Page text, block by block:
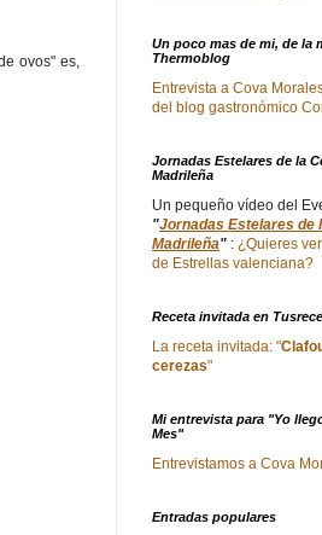
ovos" es,
Un poco mas de mi, de la
Thermoblog
Entrevista a Cova
del blog gastronómico
Jornadas Estelares de la
Madrileña
Un pequeño vídeo del
"Jornadas Estelares de
Madrileña" : ¿Quieres
de Estrellas valenciana?
Receta invitada en
La receta invitada: "
cerezas"
Mi entrevista para "Yo
Mes"
Entrevistamos a Cova
Entradas populares